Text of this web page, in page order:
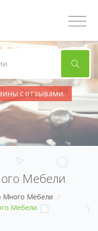
с отзывами.
Мебели
Много Мебели /
Мебели